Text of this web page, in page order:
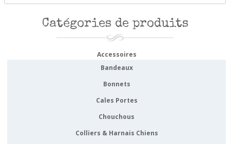
Catégories de produits
Accessoires
Bandeaux
Bonnets
Cales Portes
Chouchous
Colliers & Harnais Chiens